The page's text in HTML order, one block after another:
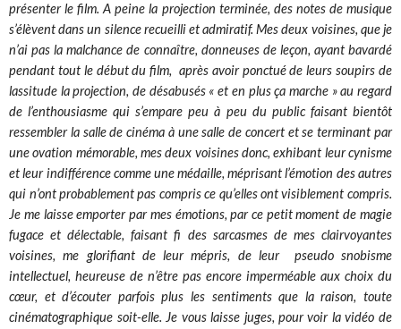
présenter le film. A peine la projection terminée, des notes de musique
s’élèvent dans un silence recueilli et admiratif. Mes deux voisines, que je
n’ai pas la malchance de connaître, donneuses de leçon, ayant bavardé
pendant tout le début du film, après avoir ponctué de leurs soupirs de
lassitude la projection, de désabusés « et en plus ça marche » au regard
de l’enthousiasme qui s’empare peu à peu du public faisant bientôt
ressembler la salle de cinéma à une salle de concert et se terminant par
une ovation mémorable, mes deux voisines donc, exhibant leur cynisme
et leur indifférence comme une médaille, méprisant l’émotion des autres
qui n’ont probablement pas compris ce qu’elles ont visiblement compris.
Je me laisse emporter par mes émotions, par ce petit moment de magie
fugace et délectable, faisant fi des sarcasmes de mes clairvoyantes
voisines, me glorifiant de leur mépris, de leur pseudo snobisme
intellectuel, heureuse de n’être pas encore imperméable aux choix du
cœur, et d’écouter parfois plus les sentiments que la raison, toute
cinématographique soit-elle. Je vous laisse juges, pour voir la vidéo de